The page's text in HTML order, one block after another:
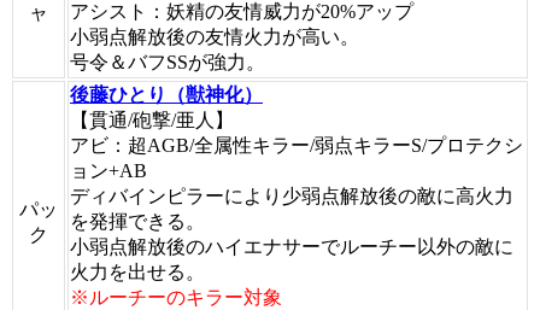
ャ
アシスト：妖精の友情威力が20%アップ
小弱点解放後の友情火力が高い。
号令＆バフSSが強力。
パッ
ク
後藤ひとり（獣神化）
【貫通/砲撃/亜人】
アビ：超AGB/全属性キラー/弱点キラーS/プロテクシ
ョン+AB
ディバインピラーにより少弱点解放後の敵に高火力
を発揮できる。
小弱点解放後のハイエナサーでルーチー以外の敵に
火力を出せる。
※ルーチーのキラー対象